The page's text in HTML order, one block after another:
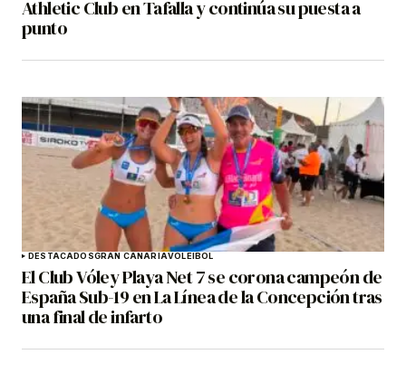
Athletic Club en Tafalla y continúa su puesta a
punto
DESTACADOSGRAN CANARIAVOLEIBOL
El Club Vóley Playa Net 7 se corona campeón de
España Sub-19 en La Línea de la Concepción tras
una final de infarto